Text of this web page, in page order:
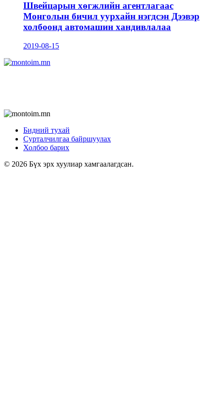
Швейцарын хөгжлийн агентлагаас
Монголын бичил уурхайн нэгдсэн Дээвэр
холбоонд автомашин хандивлалаа
2019-08-15
Бидний тухай
Сурталчилгаа байршуулах
Холбоо барих
© 2026 Бүх эрх хуулиар хамгаалагдсан.